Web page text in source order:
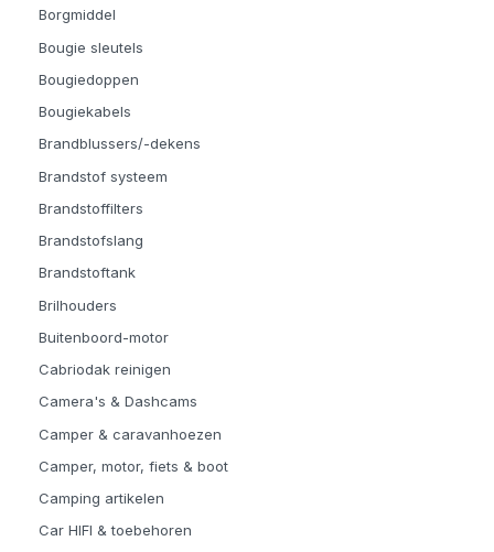
Borgmiddel
Bougie sleutels
Bougiedoppen
Bougiekabels
Brandblussers/-dekens
Brandstof systeem
Brandstoffilters
Brandstofslang
Brandstoftank
Brilhouders
Buitenboord-motor
Cabriodak reinigen
Camera's & Dashcams
Camper & caravanhoezen
Camper, motor, fiets & boot
Camping artikelen
Car HIFI & toebehoren